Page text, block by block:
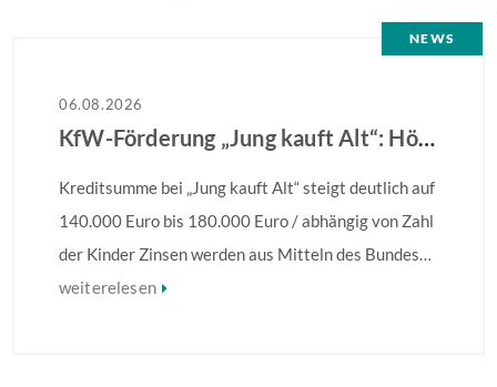
NEWS
06.08.2026
KfW-Förderung „Jung kauft Alt“: Höhere Kredite ab August 2026
Kreditsumme bei „Jung kauft Alt“ steigt deutlich auf
140.000 Euro bis 180.000 Euro / abhängig von Zahl
der Kinder Zinsen werden aus Mitteln des Bundes
verbilligt: Heutiger Zins bei 0,53 Prozent effektiv
weiterelesen